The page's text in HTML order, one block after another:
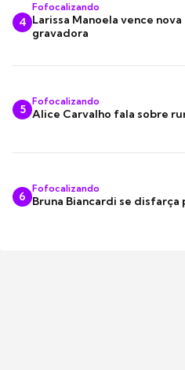
4
Fofocalizando
Larissa Manoela vence
gravadora
5
Fofocalizando
Alice Carvalho fala sobre
6
Fofocalizando
Bruna Biancardi se disfarça